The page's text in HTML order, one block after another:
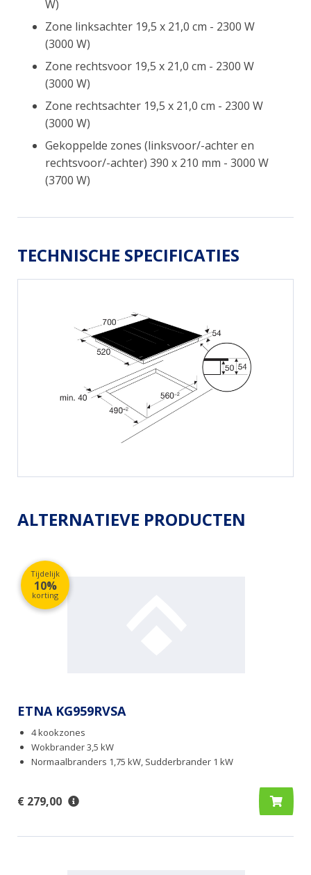
W)
Zone linksachter 19,5 x 21,0 cm - 2300 W
(3000 W)
Zone rechtsvoor 19,5 x 21,0 cm - 2300 W
(3000 W)
Zone rechtsachter 19,5 x 21,0 cm - 2300 W
(3000 W)
Gekoppelde zones (linksvoor/-achter en
rechtsvoor/-achter) 390 x 210 mm - 3000 W
(3700 W)
TECHNISCHE SPECIFICATIES
ALTERNATIEVE PRODUCTEN
Tijdelijk
10%
korting
ETNA KG959RVSA
4 kookzones
Wokbrander 3,5 kW
Normaalbranders 1,75 kW, Sudderbrander 1 kW
€ 279,00